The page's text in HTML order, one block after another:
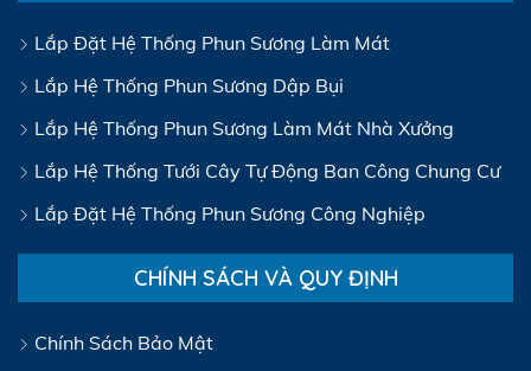
Lắp Đặt Hệ Thống Phun Sương Làm Mát
Lắp Hệ Thống Phun Sương Dập Bụi
Lắp Hệ Thống Phun Sương Làm Mát Nhà Xưởng
Lắp Hệ Thống Tưới Cây Tự Động Ban Công Chung Cư
Lắp Đặt Hệ Thống Phun Sương Công Nghiệp
CHÍNH SÁCH VÀ QUY ĐỊNH
Chính Sách Bảo Mật